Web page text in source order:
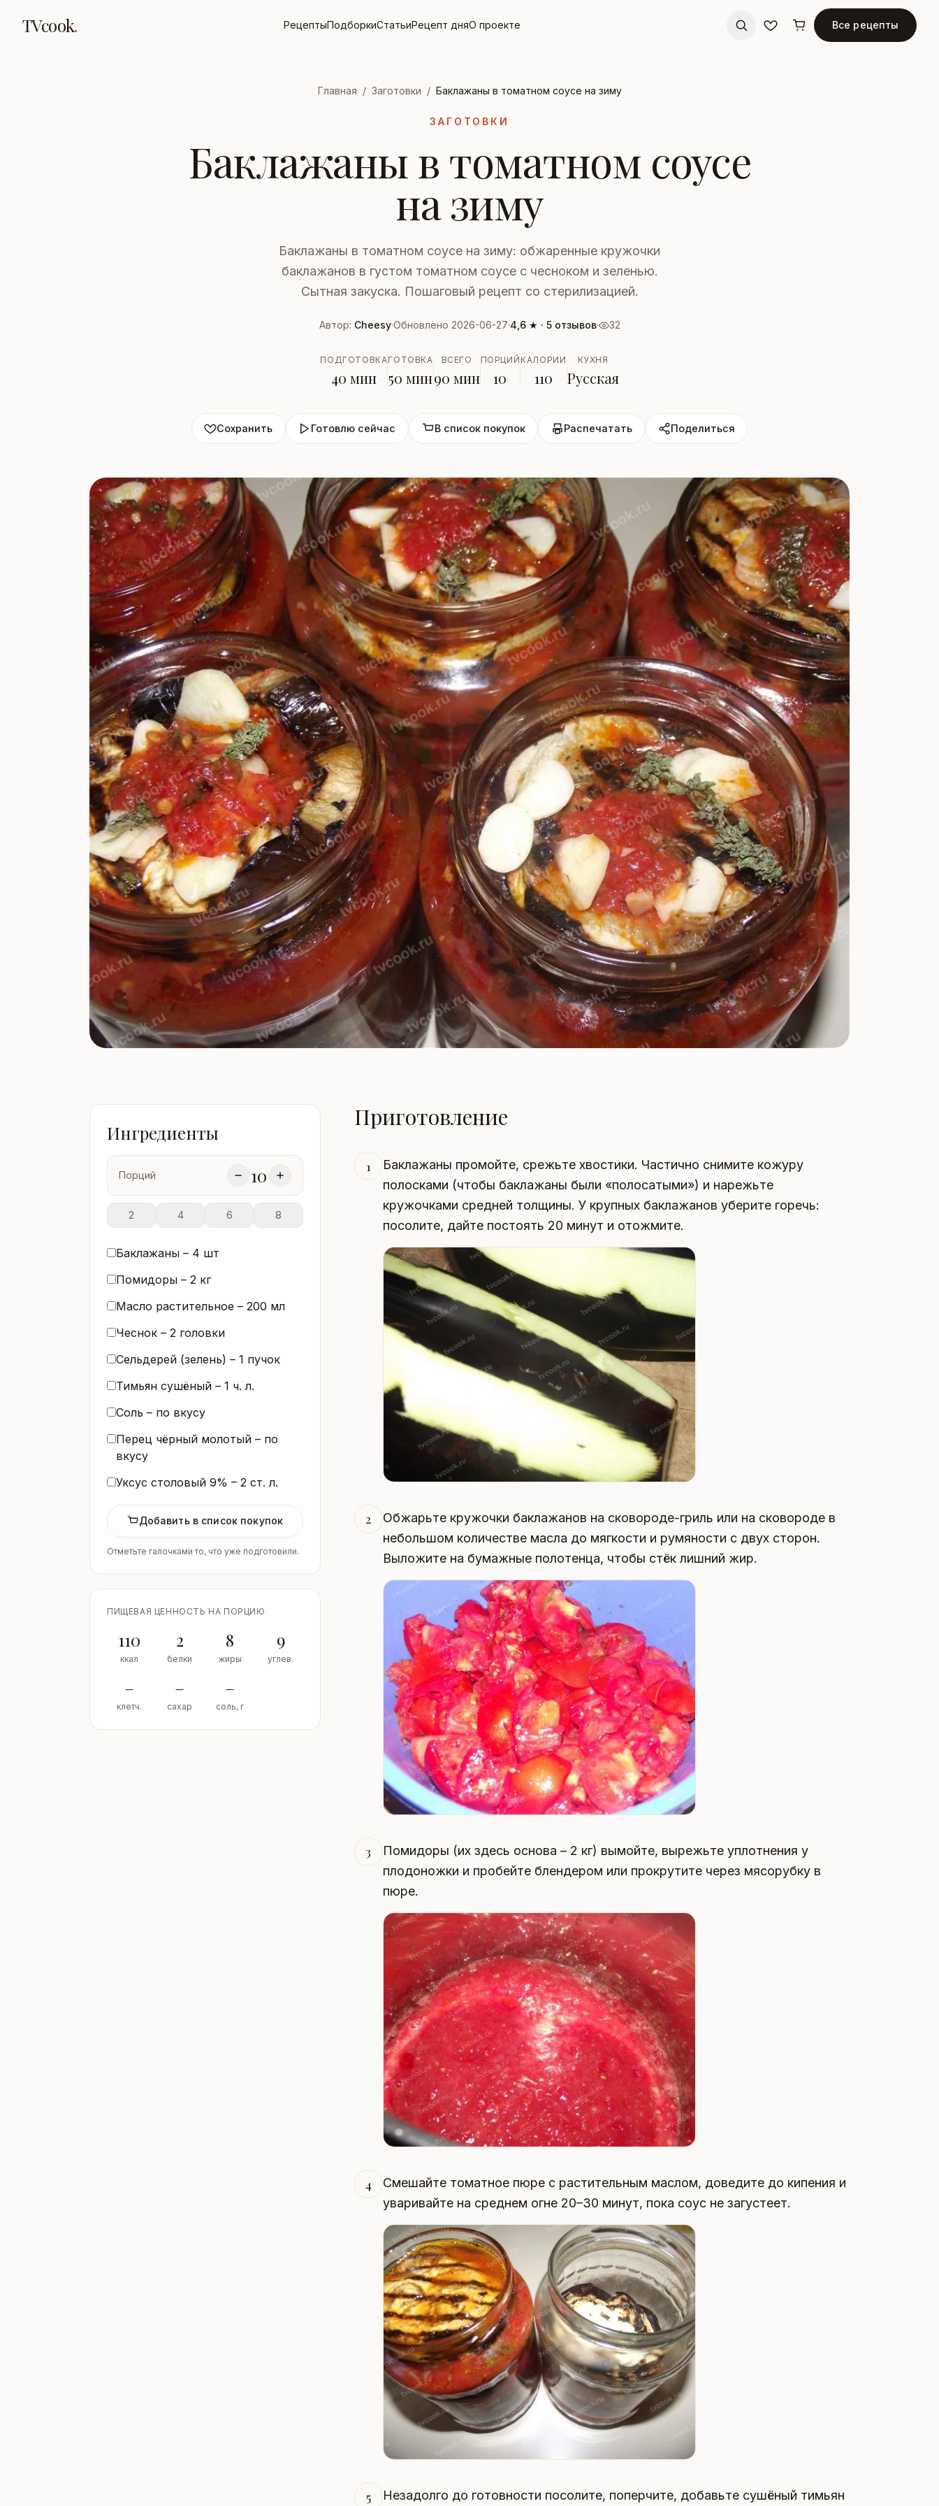
TVcook. РецептыПодборкиСтатьиРецепт дняО проекте Все рецепты
Главная / Заготовки / Баклажаны в томатном соусе на зиму
ЗАГОТОВКИ
Баклажаны в томатном соусе
на зиму
Баклажаны в томатном соусе на зиму: обжаренные кружочки
баклажанов в густом томатном соусе с чесноком и зеленью.
Сытная закуска. Пошаговый рецепт со стерилизацией.
Автор: Cheesy·Обновлено 2026-06-27·4,6 ★ · 5 отзывов· 32
ПОДГОТОВКА
40 мин
ГОТОВКА
50 мин
ВСЕГО
90 мин
ПОРЦИЙ
10
КАЛОРИИ
110
КУХНЯ
Русская
Сохранить Готовлю сейчас В список покупок Распечатать Поделиться
Ингредиенты
Порций 10
2 4 6 8
Баклажаны – 4 шт
Помидоры – 2 кг
Масло растительное – 200 мл
Чеснок – 2 головки
Сельдерей (зелень) – 1 пучок
Тимьян сушёный – 1 ч. л.
Соль – по вкусу
Перец чёрный молотый – по
вкусу
Уксус столовый 9% – 2 ст. л.
Добавить в список покупок
Отметьте галочками то, что уже подготовили.
ПИЩЕВАЯ ЦЕННОСТЬ НА ПОРЦИЮ
110
ккал
2
белки
8
жиры
9
углев.
–
клетч.
–
сахар
–
соль, г
Приготовление
1
Баклажаны промойте, срежьте хвостики. Частично снимите кожуру
полосками (чтобы баклажаны были «полосатыми») и нарежьте
кружочками средней толщины. У крупных баклажанов уберите горечь:
посолите, дайте постоять 20 минут и отожмите.
2
Обжарьте кружочки баклажанов на сковороде-гриль или на сковороде в
небольшом количестве масла до мягкости и румяности с двух сторон.
Выложите на бумажные полотенца, чтобы стёк лишний жир.
3
Помидоры (их здесь основа – 2 кг) вымойте, вырежьте уплотнения у
плодоножки и пробейте блендером или прокрутите через мясорубку в
пюре.
4
Смешайте томатное пюре с растительным маслом, доведите до кипения и
уваривайте на среднем огне 20–30 минут, пока соус не загустеет.
5 Незадолго до готовности посолите, поперчите, добавьте сушёный тимьян